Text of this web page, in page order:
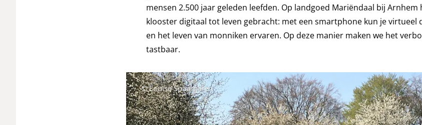
mensen 2.500 jaar geleden leefden. Op landgoed Mariëndaal bij
klooster digitaal tot leven gebracht: met een smartphone kun je virtueel
en het leven van monniken ervaren. Op deze manier maken we het
tastbaar.
© Louise Spaargaren